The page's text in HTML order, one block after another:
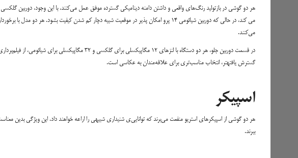
می‌کنند.
گسترش یافتهتر، انتخاب مناسب‌تری برای علاقه‌مندان به عکاسی است.
اسپیکر
هر دو گوشی از اسپیکرهای استریو منفعت‌ می‌برند که توانایی‌ی شنیداری شبیهی را اراعه خواهند داد. این ویژگی بدین
ببرند.